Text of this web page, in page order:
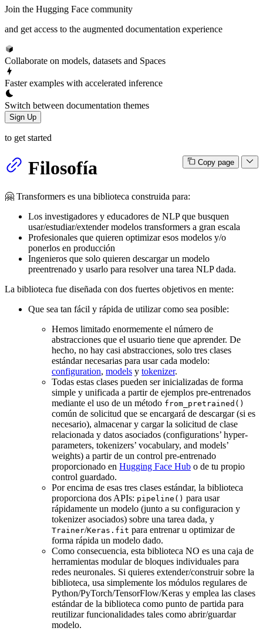
Join the Hugging Face community
and get access to the augmented documentation experience
Collaborate on models, datasets and Spaces
Faster examples with accelerated inference
Switch between documentation themes
Sign Up
to get started
Copy page
Filosofía
🤗 Transformers es una biblioteca construida para:
Los investigadores y educadores de NLP que busquen
usar/estudiar/extender modelos transformers a gran escala
Profesionales que quieren optimizar esos modelos y/o
ponerlos en producción
Ingenieros que solo quieren descargar un modelo
preentrenado y usarlo para resolver una tarea NLP dada.
La biblioteca fue diseñada con dos fuertes objetivos en mente:
Que sea tan fácil y rápida de utilizar como sea posible:
Hemos limitado enormemente el número de
abstracciones que el usuario tiene que aprender. De
hecho, no hay casi abstracciones, solo tres clases
estándar necesarias para usar cada modelo:
configuration, models y tokenizer.
Todas estas clases pueden ser inicializadas de forma
simple y unificada a partir de ejemplos pre-entrenados
mediante el uso de un método from_pretrained()
común de solicitud que se encargará de descargar (si es
necesario), almacenar y cargar la solicitud de clase
relacionada y datos asociados (configurations’ hyper-
parameters, tokenizers’ vocabulary, and models’
weights) a partir de un control pre-entrenado
proporcionado en Hugging Face Hub o de tu propio
control guardado.
Por encima de esas tres clases estándar, la biblioteca
proporciona dos APIs: pipeline() para usar
rápidamente un modelo (junto a su configuracion y
tokenizer asociados) sobre una tarea dada, y
Trainer/Keras.fit para entrenar u optimizar de
forma rápida un modelo dado.
Como consecuencia, esta biblioteca NO es una caja de
herramientas modular de bloques individuales para
redes neuronales. Si quieres extender/construir sobre la
biblioteca, usa simplemente los módulos regulares de
Python/PyTorch/TensorFlow/Keras y emplea las clases
estándar de la biblioteca como punto de partida para
reutilizar funcionalidades tales como abrir/guardar
modelo.